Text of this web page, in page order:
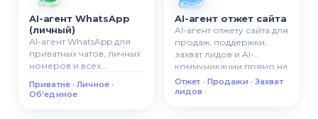
AI-агент WhatsApp
(личный)
AI-агент WhatsApp для
приватных чатов, личных
номеров и всех
системе.
Приватне · Личное ·
Об'единое
AI-агент отжет сайта
AI-агент отжету сайта для
продаж, поддержки,
захват лидов и AI-
коммуникации прямо на
вашему сайте.
Отжет · Продажи · Захват
лидов